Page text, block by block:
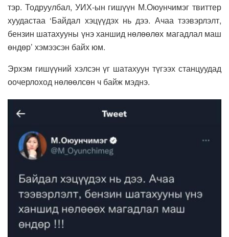
тэр. Тодруулбал, УИХ-ын гишүүн М.Оюунчимэг твиттер
хуудастаа ‘Байдал хэцүүдэх нь дээ. Ачаа тээвэрлэлт,
бензин шатахууны үнэ ханшид нөлөөлөх магадлал маш
өндөр’ хэмээсэн байх юм.
Эрхэм гишүүний хэлсэн үг шатахуун түгээх станцуудад
оочерлоход нөлөөлсөн ч байж мэднэ.